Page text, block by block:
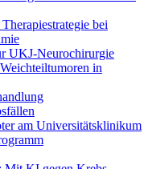
bei
UKJ-Neurochirurgie
in
am Universitätsklinikum